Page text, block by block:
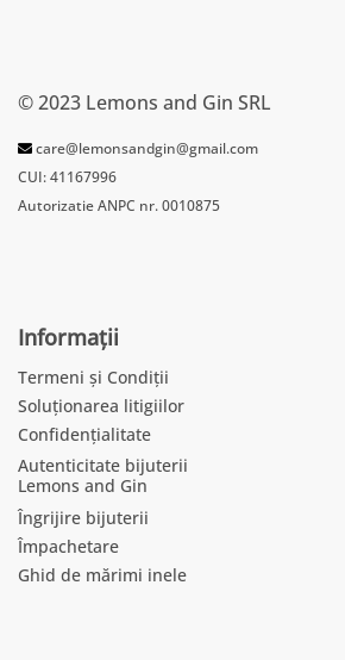
© 2023 Lemons and Gin SRL
care@lemonsandgin@gmail.com
CUI: 41167996
Autorizatie ANPC nr. 0010875
Informații
Termeni și Condiții
Soluționarea litigiilor
Confidențialitate
Autenticitate bijuterii
Lemons and Gin
Îngrijire bijuterii
Împachetare
Ghid de mărimi inele